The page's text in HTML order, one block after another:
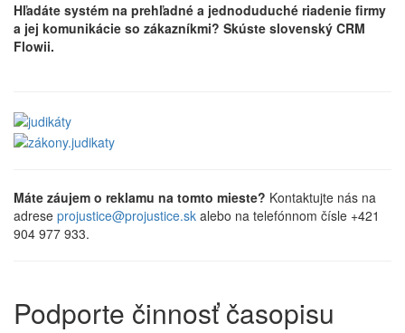
Hľadáte systém na prehľadné a jednoduduché riadenie firmy
a jej komunikácie so zákazníkmi? Skúste slovenský CRM
Flowii.
Máte záujem o reklamu na tomto mieste? Kontaktujte nás na
adrese projustice@projustice.sk alebo na telefónnom čísle +421
904 977 933.
Podporte činnosť časopisu